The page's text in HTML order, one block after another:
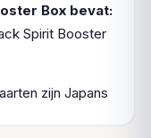
Box bevat:
Spirit Booster
zijn Japans